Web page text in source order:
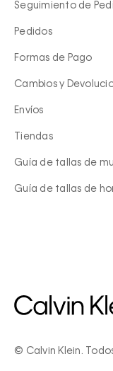
Seguimiento de
Pedidos
Formas de Pago
Cambios y
Envíos
Tiendas
Guía de tallas de
Guía de tallas de
© Calvin Klein.